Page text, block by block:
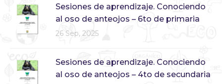
Sesiones de aprendizaje. Conociendo
al oso de anteojos – 6to de primaria
26 Sep, 2025
Sesiones de aprendizaje. Conociendo
al oso de anteojos – 4to de secundaria